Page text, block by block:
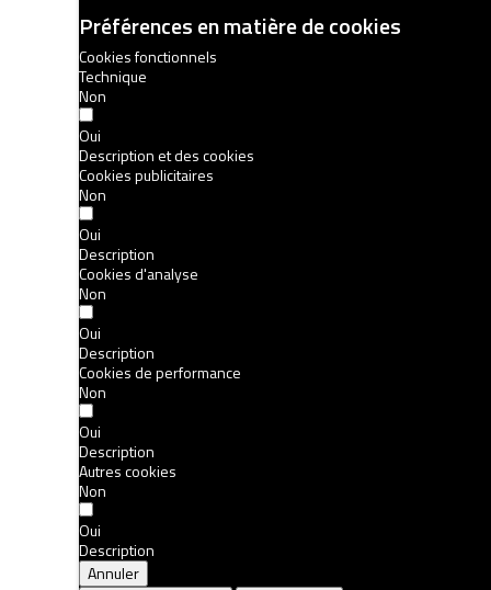
Préférences en matière de cookies
Cookies fonctionnels
Technique
Non
Oui
Description et des cookies
Cookies publicitaires
Non
Oui
Description
Cookies d'analyse
Non
Oui
Description
Cookies de performance
Non
Oui
Description
Autres cookies
Non
Oui
Description
Annuler